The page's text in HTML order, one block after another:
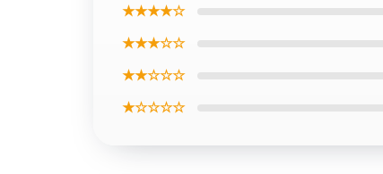
★★★★☆
★★★☆☆
★★☆☆☆
★☆☆☆☆